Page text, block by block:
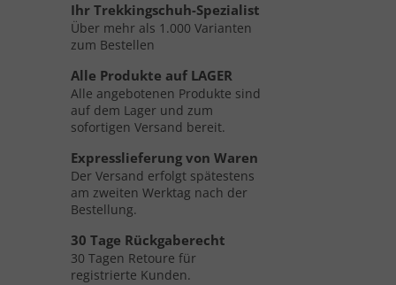
Ihr Trekkingschuh-Spezialist
Über mehr als 1.000 Varianten
zum Bestellen
Alle Produkte auf LAGER
Alle angebotenen Produkte sind
auf dem Lager und zum
sofortigen Versand bereit.
Expresslieferung von Waren
Der Versand erfolgt spätestens
am zweiten Werktag nach der
Bestellung.
30 Tage Rückgaberecht
30 Tagen Retoure für
registrierte Kunden.